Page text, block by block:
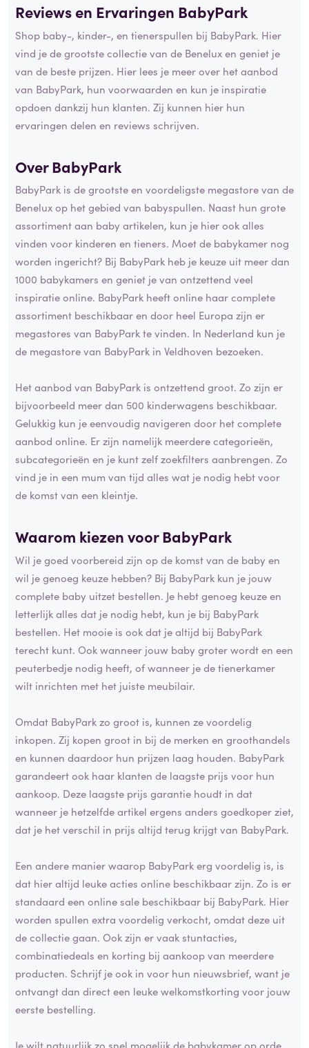
Reviews en Ervaringen BabyPark
Shop baby-, kinder-, en tienerspullen bij BabyPark. Hier
vind je de grootste collectie van de Benelux en geniet je
van de beste prijzen. Hier lees je meer over het aanbod
van BabyPark, hun voorwaarden en kun je inspiratie
opdoen dankzij hun klanten. Zij kunnen hier hun
ervaringen delen en reviews schrijven.
Over BabyPark
BabyPark is de grootste en voordeligste megastore van de
Benelux op het gebied van babyspullen. Naast hun grote
assortiment aan baby artikelen, kun je hier ook alles
vinden voor kinderen en tieners. Moet de babykamer nog
worden ingericht? Bij BabyPark heb je keuze uit meer dan
1000 babykamers en geniet je van ontzettend veel
inspiratie online. BabyPark heeft online haar complete
assortiment beschikbaar en door heel Europa zijn er
megastores van BabyPark te vinden. In Nederland kun je
de megastore van BabyPark in Veldhoven bezoeken.
Het aanbod van BabyPark is ontzettend groot. Zo zijn er
bijvoorbeeld meer dan 500 kinderwagens beschikbaar.
Gelukkig kun je eenvoudig navigeren door het complete
aanbod online. Er zijn namelijk meerdere categorieën,
subcategorieën en je kunt zelf zoekfilters aanbrengen. Zo
vind je in een mum van tijd alles wat je nodig hebt voor
de komst van een kleintje.
Waarom kiezen voor BabyPark
Wil je goed voorbereid zijn op de komst van de baby en
wil je genoeg keuze hebben? Bij BabyPark kun je jouw
complete baby uitzet bestellen. Je hebt genoeg keuze en
letterlijk alles dat je nodig hebt, kun je bij BabyPark
bestellen. Het mooie is ook dat je altijd bij BabyPark
terecht kunt. Ook wanneer jouw baby groter wordt en een
peuterbedje nodig heeft, of wanneer je de tienerkamer
wilt inrichten met het juiste meubilair.
Omdat BabyPark zo groot is, kunnen ze voordelig
inkopen. Zij kopen groot in bij de merken en groothandels
en kunnen daardoor hun prijzen laag houden. BabyPark
garandeert ook haar klanten de laagste prijs voor hun
aankoop. Deze laagste prijs garantie houdt in dat
wanneer je hetzelfde artikel ergens anders goedkoper ziet,
dat je het verschil in prijs altijd terug krijgt van BabyPark.
Een andere manier waarop BabyPark erg voordelig is, is
dat hier altijd leuke acties online beschikbaar zijn. Zo is er
standaard een online sale beschikbaar bij BabyPark. Hier
worden spullen extra voordelig verkocht, omdat deze uit
de collectie gaan. Ook zijn er vaak stuntacties,
combinatiedeals en korting bij aankoop van meerdere
producten. Schrijf je ook in voor hun nieuwsbrief, want je
ontvangt dan direct een leuke welkomstkorting voor jouw
eerste bestelling.
Je wilt natuurlijk zo snel mogelijk de babykamer op orde